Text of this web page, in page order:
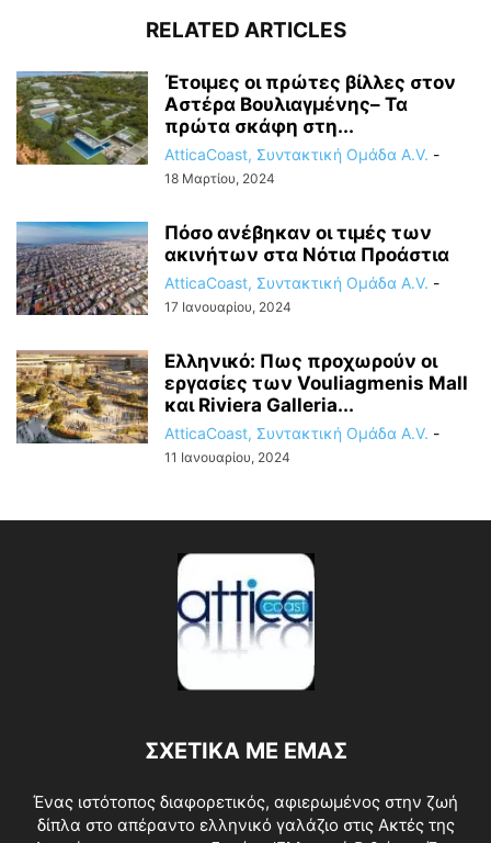
RELATED ARTICLES
Έτοιμες οι πρώτες βίλλες στον
Αστέρα Βουλιαγμένης– Τα
πρώτα σκάφη στη...
AtticaCoast, Συντακτική Ομάδα A.V. -
18 Μαρτίου, 2024
Πόσο ανέβηκαν οι τιμές των
ακινήτων στα Νότια Προάστια
AtticaCoast, Συντακτική Ομάδα A.V. -
17 Ιανουαρίου, 2024
Ελληνικό: Πως προχωρούν οι
εργασίες των Vouliagmenis Mall
και Riviera Galleria...
AtticaCoast, Συντακτική Ομάδα A.V. -
11 Ιανουαρίου, 2024
ΣΧΕΤΙΚΑ ΜΕ ΕΜΑΣ
Ένας ιστότοπος διαφορετικός, αφιερωμένος στην ζωή
δίπλα στο απέραντο ελληνικό γαλάζιο στις Ακτές της